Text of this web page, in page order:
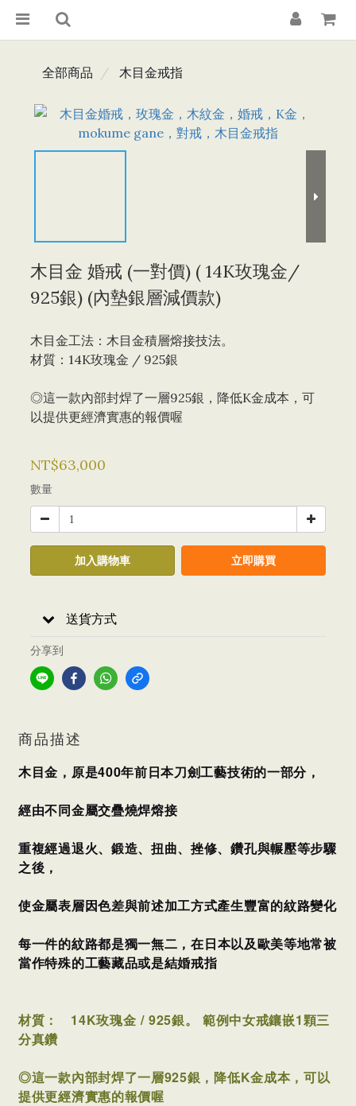
全部商品 木目金戒指
木目金 婚戒 (一對價) ( 14K玫瑰金/
925銀) (內墊銀層減價款)
木目金工法：木目金積層熔接技法。
材質：14K玫瑰金 / 925銀
◎這一款內部封焊了一層925銀，降低K金成本，可
以提供更經濟實惠的報價喔
NT$63,000
數量
加入購物車 立即購買
送貨方式
分享到
商品描述
木目金，原是400年前日本刀劍工藝技術的一部分，
經由不同金屬交疊燒焊熔接
重複經過退火、鍛造、扭曲、挫修、鑽孔與輾壓等步驟
之後，
使金屬表層因色差與前述加工方式產生豐富的紋路變化
每一件的紋路都是獨一無二，在日本以及歐美等地常被
當作特殊的工藝藏品或是結婚戒指
材質：
14K玫瑰金 / 925銀。 範例中女戒鑲嵌1顆三
分真鑽
◎這一款內部封焊了一層925銀，降低K金成本，可以
提供更經濟實惠的報價喔